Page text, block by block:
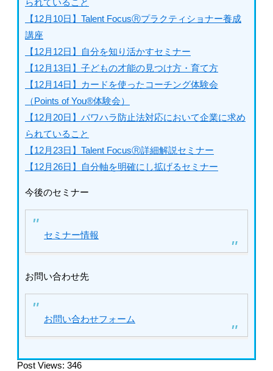
られていること
【12月10日】Talent FocusⓇプラクティショナー養成
講座
【12月12日】自分を知り活かすセミナー
【12月13日】子どもの才能の見つけ方・育て方
【12月14日】カードを使ったコーチング体験会
（Points of You®体験会）
【12月20日】パワハラ防止法対応において企業に求め
られていること
【12月23日】Talent FocusⓇ詳細解説セミナー
【12月26日】自分軸を明確にし拡げるセミナー
今後のセミナー
セミナー情報
お問い合わせ先
お問い合わせフォーム
Post Views: 346